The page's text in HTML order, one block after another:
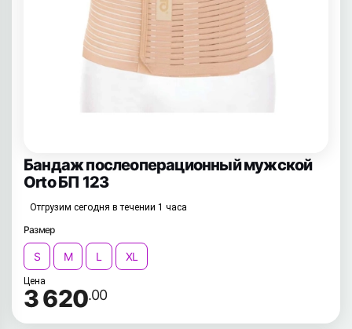
Бандаж послеоперационный мужской
Orto БП 123
Отгрузим сегодня в течении 1 часа
Размер
S M L XL
Цена
3 620.00